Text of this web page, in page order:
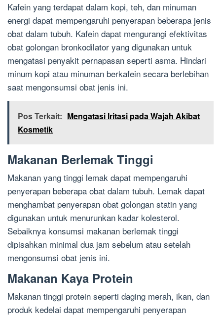
Kafein yang terdapat dalam kopi, teh, dan minuman
energi dapat mempengaruhi penyerapan beberapa jenis
obat dalam tubuh. Kafein dapat mengurangi efektivitas
obat golongan bronkodilator yang digunakan untuk
mengatasi penyakit pernapasan seperti asma. Hindari
minum kopi atau minuman berkafein secara berlebihan
saat mengonsumsi obat jenis ini.
Pos Terkait: Mengatasi Iritasi pada Wajah Akibat
Kosmetik
Makanan Berlemak Tinggi
Makanan yang tinggi lemak dapat mempengaruhi
penyerapan beberapa obat dalam tubuh. Lemak dapat
menghambat penyerapan obat golongan statin yang
digunakan untuk menurunkan kadar kolesterol.
Sebaiknya konsumsi makanan berlemak tinggi
dipisahkan minimal dua jam sebelum atau setelah
mengonsumsi obat jenis ini.
Makanan Kaya Protein
Makanan tinggi protein seperti daging merah, ikan, dan
produk kedelai dapat mempengaruhi penyerapan